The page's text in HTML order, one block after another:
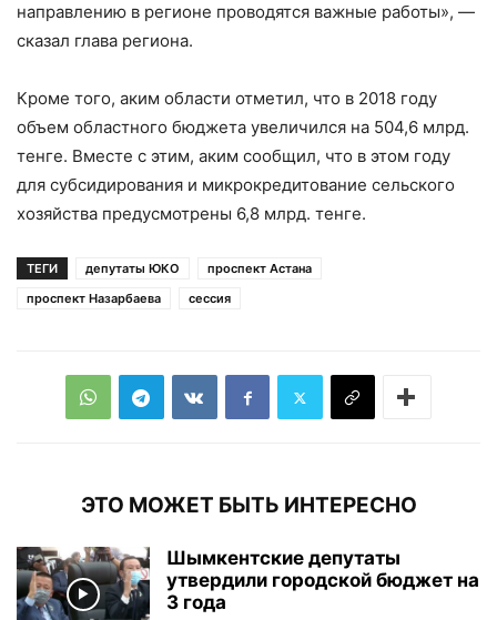
направлению в регионе проводятся важные работы», —
сказал глава региона.
Кроме того, аким области отметил, что в 2018 году
объем областного бюджета увеличился на 504,6 млрд.
тенге. Вместе с этим, аким сообщил, что в этом году
для субсидирования и микрокредитование сельского
хозяйства предусмотрены 6,8 млрд. тенге.
ТЕГИ депутаты ЮКО
проспект Астана
проспект Назарбаева
сессия
ЭТО МОЖЕТ БЫТЬ ИНТЕРЕСНО
Шымкентские депутаты
утвердили городской бюджет на
3 года